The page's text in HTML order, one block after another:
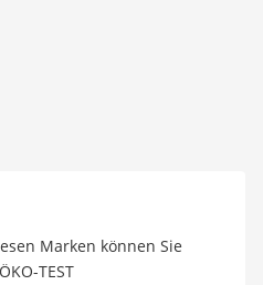
Marken können Sie
TEST